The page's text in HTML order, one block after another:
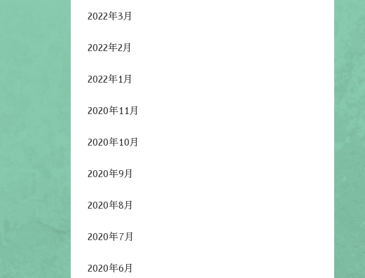
2022年3月
2022年2月
2022年1月
2020年11月
2020年10月
2020年9月
2020年8月
2020年7月
2020年6月